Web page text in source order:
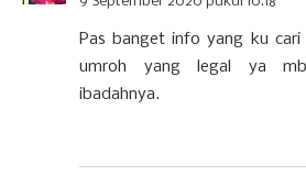
Pas banget info yang ku
umroh yang legal ya
ibadahnya.